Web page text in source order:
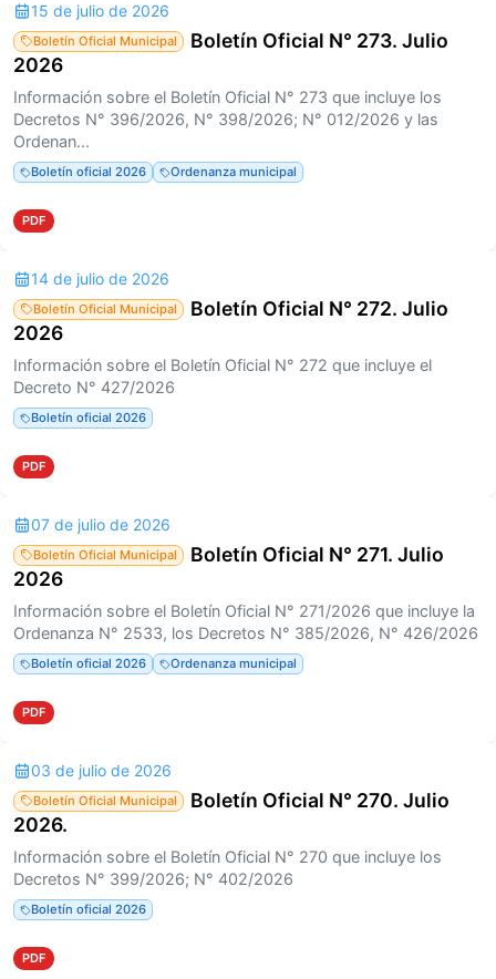
15 de julio de 2026
Boletín Oficial Municipal
Boletín Oficial N° 273. Julio
2026
Información sobre el Boletín Oficial N° 273 que incluye los
Decretos N° 396/2026, N° 398/2026; N° 012/2026 y las
Ordenan...
Boletín oficial 2026 Ordenanza municipal
PDF
14 de julio de 2026
Boletín Oficial Municipal
Boletín Oficial N° 272. Julio
2026
Información sobre el Boletín Oficial N° 272 que incluye el
Decreto N° 427/2026
Boletín oficial 2026
PDF
07 de julio de 2026
Boletín Oficial Municipal
Boletín Oficial N° 271. Julio
2026
Información sobre el Boletín Oficial N° 271/2026 que incluye la
Ordenanza N° 2533, los Decretos N° 385/2026, N° 426/2026
Boletín oficial 2026 Ordenanza municipal
PDF
03 de julio de 2026
Boletín Oficial Municipal
Boletín Oficial N° 270. Julio
2026.
Información sobre el Boletín Oficial N° 270 que incluye los
Decretos N° 399/2026; N° 402/2026
Boletín oficial 2026
PDF